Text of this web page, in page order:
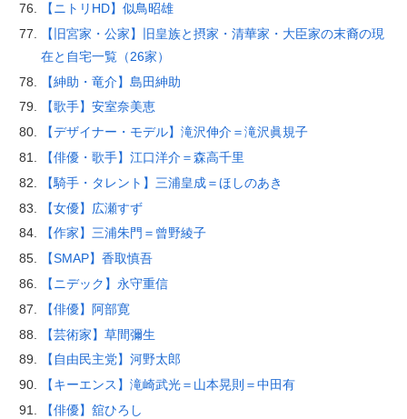
【ニトリHD】似鳥昭雄
【旧宮家・公家】旧皇族と摂家・清華家・大臣家の末裔の現
在と自宅一覧（26家）
【紳助・竜介】島田紳助
【歌手】安室奈美恵
【デザイナー・モデル】滝沢伸介＝滝沢眞規子
【俳優・歌手】江口洋介＝森高千里
【騎手・タレント】三浦皇成＝ほしのあき
【女優】広瀬すず
【作家】三浦朱門＝曾野綾子
【SMAP】香取慎吾
【ニデック】永守重信
【俳優】阿部寛
【芸術家】草間彌生
【自由民主党】河野太郎
【キーエンス】滝崎武光＝山本晃則＝中田有
【俳優】舘ひろし